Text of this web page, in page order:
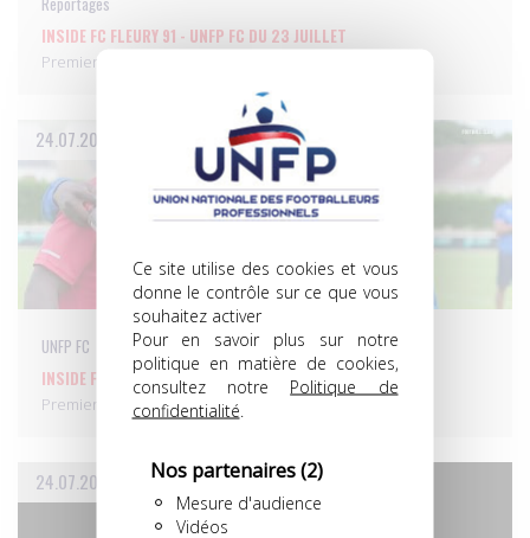
Ce site utilise des cookies et vous
donne le contrôle sur ce que vous
souhaitez activer
Pour en savoir plus sur notre
politique en matière de cookies,
consultez notre Politique de
confidentialité
Nos partenaires(2)
Mesure d'audience
Vidéos
INSIDE FC FLEURY 91 - UNFP FC DU 23 JUILLET
Premier test hier soir pour le duo Landry Chauvin –…
24.07.2025
UNFP FC
INSIDE FC FLEURY 91 - UNFP FC DU 23 JUILLET
Premier test hier soir pour le duo Landry Chauvin –…
24.07.2025